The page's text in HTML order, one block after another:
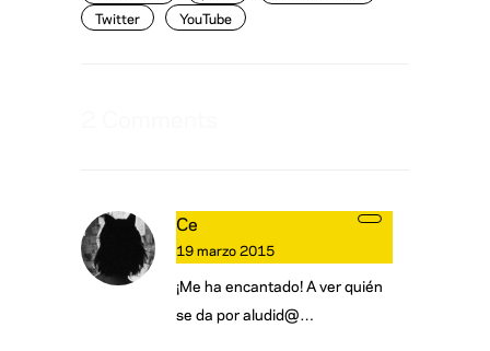
Twitter
YouTube
Ce
19 marzo 2015
¡Me ha encantado! A ver quién
se da por aludid@…